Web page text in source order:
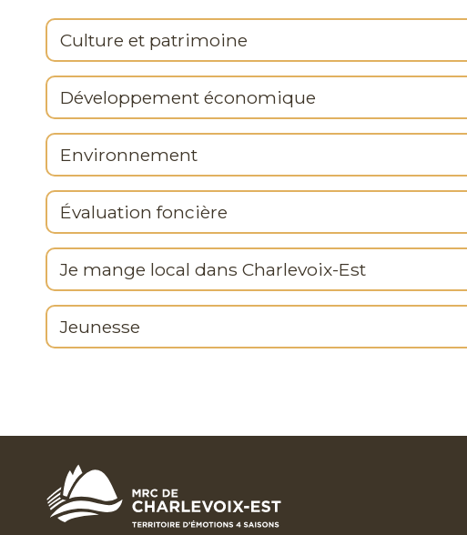
Culture et patrimoine
Développement économique
Environnement
Évaluation foncière
Je mange local dans Charlevoix-Est
Jeunesse